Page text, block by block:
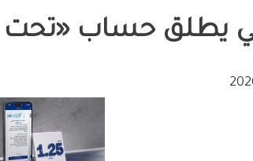
يطلق حساب «تحت